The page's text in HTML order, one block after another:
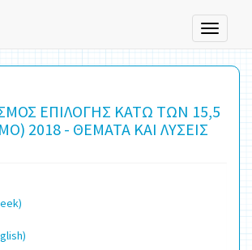
Toggle
ΕΠΙΛΟΓΗΣ ΚΑΤΩ ΤΩΝ 15,5
2018 - ΘΕΜΑΤΑ ΚΑΙ ΛΥΣΕΙΣ